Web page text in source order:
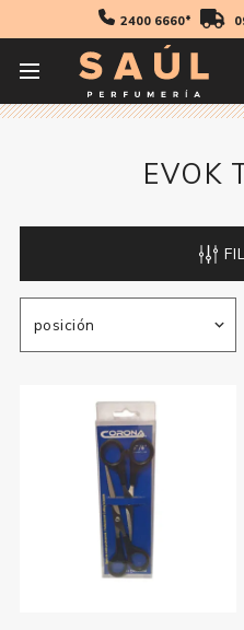
2400 6660*
Inicio
EVOK